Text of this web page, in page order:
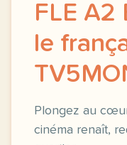
FLE A2
le
Plongez au
cinéma renaît,